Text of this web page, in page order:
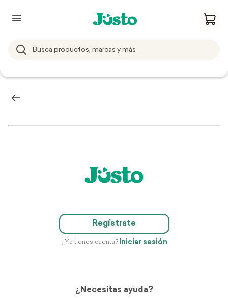
Regístrate
¿Ya tienes cuenta? Iniciar sesión
¿Necesitas ayuda?